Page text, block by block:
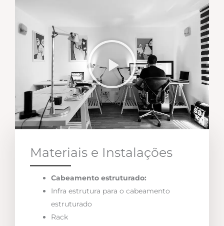
Materiais e Instalações
Cabeamento estruturado:
Infra estrutura para o cabeamento
estruturado
Rack